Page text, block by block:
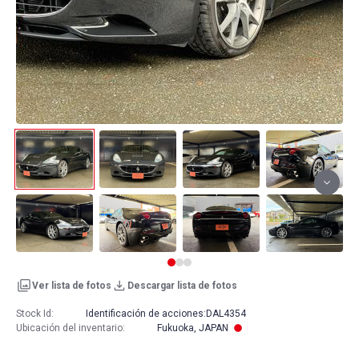
Ver lista de fotos Descargar lista de fotos
Stock Id: Identificación de acciones: DAL4354
Ubicación del inventario: Fukuoka, JAPAN